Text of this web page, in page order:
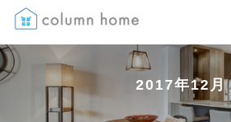
2017年12月